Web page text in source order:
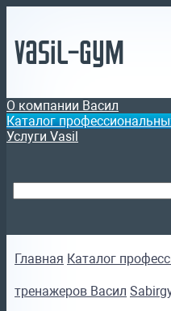
Vasil-Gym
О компании Васил
Каталог
Услуги Vasil
Главная Каталог
тренажеров Васил